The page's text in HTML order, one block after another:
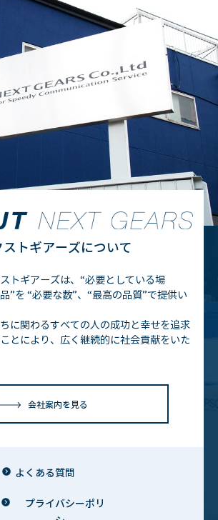
ストギアーズについて
トギアーズは、“必要としている場
”を “必要な数”、“最高の品質”で提供い
に関わるすべての人の成功と幸せを追求
とにより、広く継続的に社会貢献をいた
会社案内を見る
よくある質問
プライバシーポリ